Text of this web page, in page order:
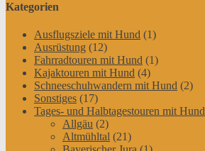
Kategorien
Ausflugsziele mit Hund (1)
Ausrüstung (12)
Fahrradtouren mit Hund (1)
Kajaktouren mit Hund (4)
Schneeschuhwandern mit Hund (2)
Sonstiges (17)
Tages- und Halbtagestouren mit Hund
Allgäu (2)
Altmühltal (21)